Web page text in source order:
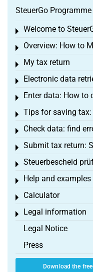
SteuerGo
Welcome to
Toggle menu
Overview: How to
Toggle menu
My tax return
Toggle menu
Electronic data
Toggle menu
Enter data: How to
Toggle menu
Tips for saving
Toggle menu
Check data: find
Toggle menu
Submit tax return:
Toggle menu
Steuerbescheid
Toggle menu
Help and examples
Toggle menu
Calculator
Toggle menu
Legal information
Toggle menu
Legal Notice
Press
Download the